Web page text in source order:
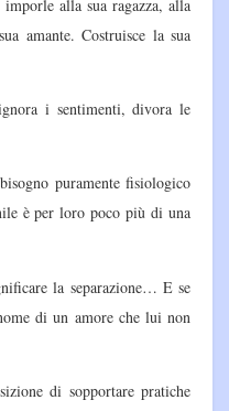
alla sua ragazza, alla
amante. Costruisce la sua
i sentimenti, divora le
puramente fisiologico
è per loro poco più di una
la separazione… E se
di un amore che lui non
di sopportare pratiche